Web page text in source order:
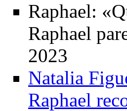
Raphael:
Raphael
2023
Natalia
Raphael